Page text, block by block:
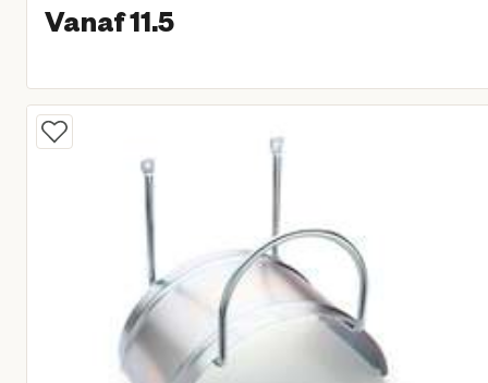
Vanaf 11.5
Vanaf huidige prijs €